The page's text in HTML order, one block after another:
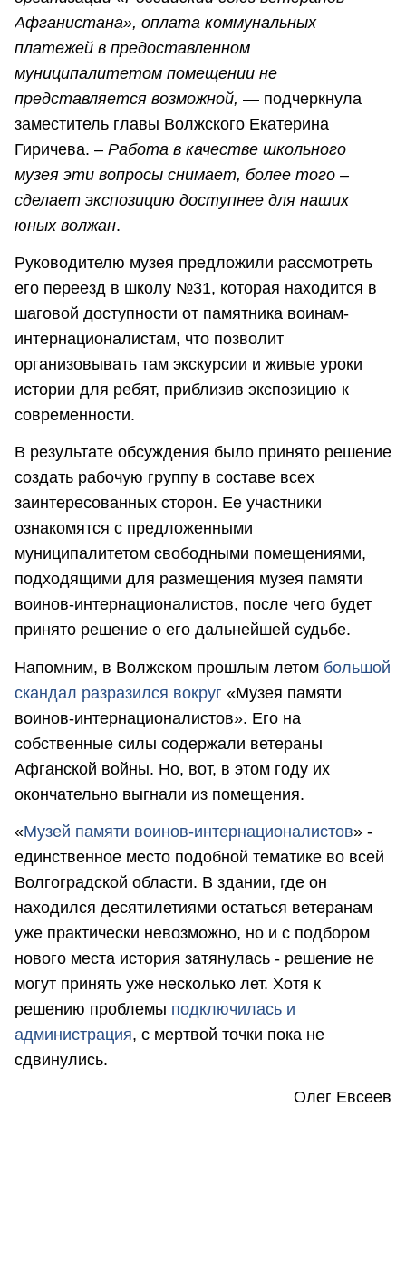
Афганистана», оплата коммунальных
платежей в предоставленном
муниципалитетом помещении не
представляется возможной, — подчеркнула
заместитель главы Волжского Екатерина
Гиричева. – Работа в качестве школьного
музея эти вопросы снимает, более того –
сделает экспозицию доступнее для наших
юных волжан.
Руководителю музея предложили рассмотреть
его переезд в школу №31, которая находится в
шаговой доступности от памятника воинам-
интернационалистам, что позволит
организовывать там экскурсии и живые уроки
истории для ребят, приблизив экспозицию к
современности.
В результате обсуждения было принято решение
создать рабочую группу в составе всех
заинтересованных сторон. Ее участники
ознакомятся с предложенными
муниципалитетом свободными помещениями,
подходящими для размещения музея памяти
воинов-интернационалистов, после чего будет
принято решение о его дальнейшей судьбе.
Напомним, в Волжском прошлым летом большой
скандал разразился вокруг «Музея памяти
воинов-интернационалистов». Его на
собственные силы содержали ветераны
Афганской войны. Но, вот, в этом году их
окончательно выгнали из помещения.
«Музей памяти воинов-интернационалистов» -
единственное место подобной тематике во всей
Волгоградской области. В здании, где он
находился десятилетиями остаться ветеранам
уже практически невозможно, но и с подбором
нового места история затянулась - решение не
могут принять уже несколько лет. Хотя к
решению проблемы подключилась и
администрация, с мертвой точки пока не
сдвинулись.
Олег Евсеев